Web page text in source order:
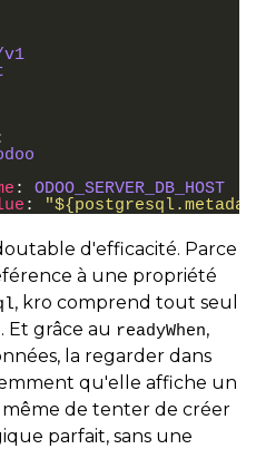
v1
:
ODOO_SERVER_DB_HOST
:
d'efficacité. Parce
à une propriété
, kro comprend tout seul
Et grâce au readyWhen,
la regarder dans
qu'elle affiche un
de tenter de créer
parfait, sans une